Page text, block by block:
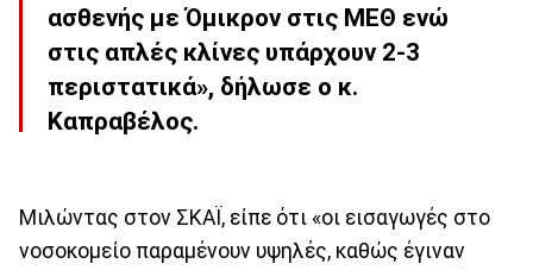
ασθενής με Όμικρον στις ΜΕΘ ενώ
στις απλές κλίνες υπάρχουν 2-3
περιστατικά», δήλωσε ο κ.
Καπραβέλος.
Μιλώντας στον ΣΚΑΪ, είπε ότι «οι εισαγωγές στο
νοσοκομείο παραμένουν υψηλές, καθώς έγιναν